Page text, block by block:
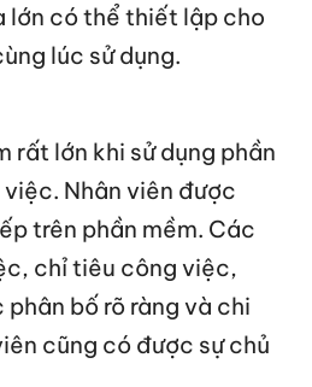
lớn có thể thiết lập cho
lúc sử dụng.
rất lớn khi sử dụng phần
Nhân viên được
trên phần mềm. Các
chỉ tiêu công việc,
bố rõ ràng và chi
cũng có được sự chủ